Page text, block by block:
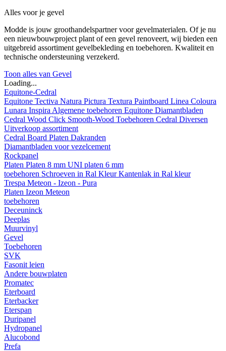
Alles voor je gevel
Modde is jouw groothandelspartner voor gevelmaterialen. Of je nu
een nieuwbouwproject plant of een gevel renoveert, wij bieden een
uitgebreid assortiment gevelbekleding en toebehoren. Kwaliteit en
technische ondersteuning verzekerd.
Toon alles van Gevel
Loading...
Equitone-Cedral
Equitone Tectiva Natura Pictura Textura Paintboard Linea Coloura
Lunara Inspira Algemene toebehoren Equitone Diamantbladen
Cedral Wood Click Smooth-Wood Toebehoren Cedral Diversen
Uitverkoop assortiment
Cedral Board Platen Dakranden
Diamantbladen voor vezelcement
Rockpanel
Platen Platen 8 mm UNI platen 6 mm
toebehoren Schroeven in Ral KleurKantenlak in Ral kleur
Trespa Meteon - Izeon - Pura
Platen Izeon Meteon
toebehoren
Deceuninck
Deeplas
Muurvinyl
Gevel
Toebehoren
SVK
Fasonit leien
Andere bouwplaten
Promatec
Eterboard
Eterbacker
Eterspan
Duripanel
Hydropanel
Alucobond
Prefa